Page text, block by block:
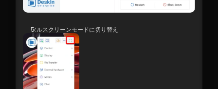
フルスクリーンモードに切り替え